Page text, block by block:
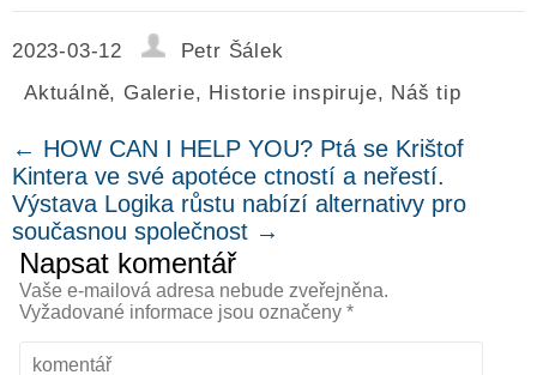
2023-03-12
Petr Šálek
Aktuálně, Galerie, Historie inspiruje, Náš tip
← HOW CAN I HELP YOU? Ptá se Krištof
Kintera ve své apotéce ctností a neřestí.
Výstava Logika růstu nabízí alternativy pro
současnou společnost →
Napsat komentář
Vaše e-mailová adresa nebude zveřejněna.
Vyžadované informace jsou označeny *